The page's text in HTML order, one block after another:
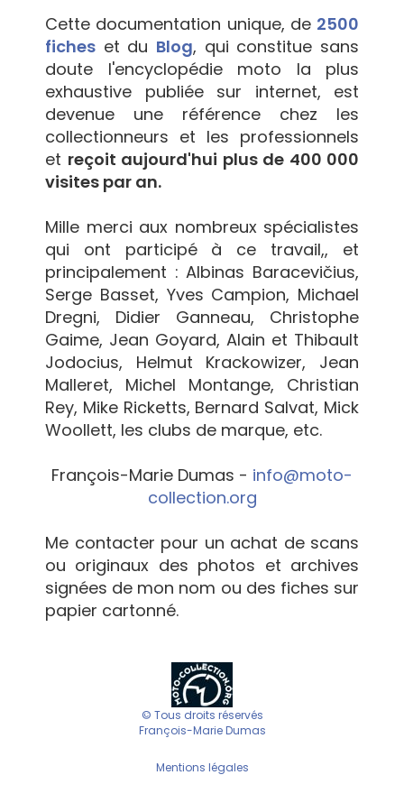
Cette documentation unique, de 2500
fiches et du Blog, qui constitue sans
doute l'encyclopédie moto la plus
exhaustive publiée sur internet, est
devenue une référence chez les
collectionneurs et les professionnels
et reçoit aujourd'hui plus de 400 000
visites par an.
Mille merci aux nombreux spécialistes
qui ont participé à ce travail,, et
principalement : Albinas Baracevičius,
Serge Basset, Yves Campion, Michael
Dregni, Didier Ganneau, Christophe
Gaime, Jean Goyard, Alain et Thibault
Jodocius, Helmut Krackowizer, Jean
Malleret, Michel Montange, Christian
Rey, Mike Ricketts, Bernard Salvat, Mick
Woollett, les clubs de marque, etc.
François-Marie Dumas - info@moto-
collection.org
Me contacter pour un achat de scans
ou originaux des photos et archives
signées de mon nom ou des fiches sur
papier cartonné.
© Tous droits réservés
François-Marie Dumas
Mentions légales